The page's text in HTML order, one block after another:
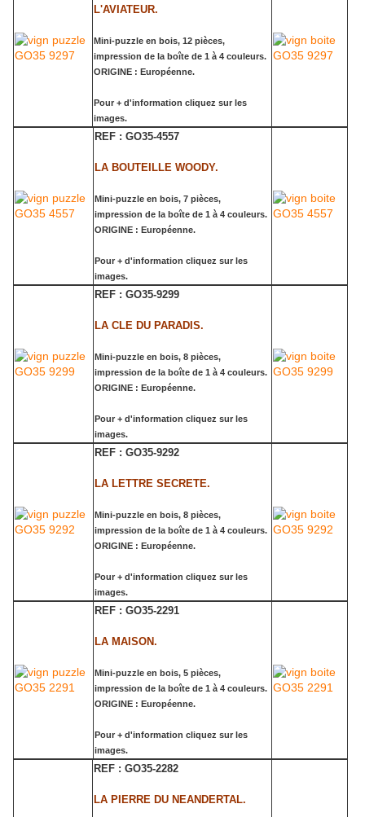
L'AVIATEUR.
Mini-puzzle en bois, 12 pièces,
impression de la boîte de 1 à 4 couleurs.
ORIGINE : Européenne.
Pour + d'information cliquez sur les
images.
REF : GO35-4557
LA BOUTEILLE WOODY.
Mini-puzzle en bois, 7 pièces,
impression de la boîte de 1 à 4 couleurs.
ORIGINE : Européenne.
Pour + d'information cliquez sur les
images.
REF : GO35-9299
LA CLE DU PARADIS.
Mini-puzzle en bois, 8 pièces,
impression de la boîte de 1 à 4 couleurs.
ORIGINE : Européenne.
Pour + d'information cliquez sur les
images.
REF : GO35-9292
LA LETTRE SECRETE.
Mini-puzzle en bois, 8 pièces,
impression de la boîte de 1 à 4 couleurs.
ORIGINE : Européenne.
Pour + d'information cliquez sur les
images.
REF : GO35-2291
LA MAISON.
Mini-puzzle en bois, 5 pièces,
impression de la boîte de 1 à 4 couleurs.
ORIGINE : Européenne.
Pour + d'information cliquez sur les
images.
REF : GO35-2282
LA PIERRE DU NEANDERTAL.